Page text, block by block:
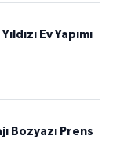
Ev Yapımı
Bozyazı Prens